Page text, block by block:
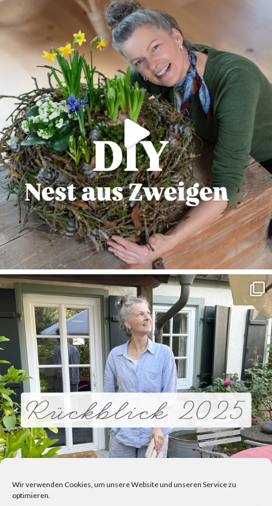
Wir verwenden Cookies, um unsere Website und unseren Service zu
optimieren.